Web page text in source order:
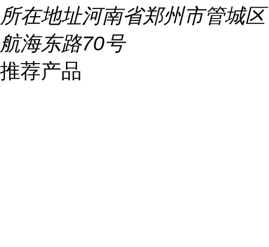
所在地址河南省郑州市管城区
航海东路70号
推荐产品